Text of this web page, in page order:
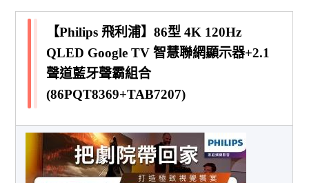
【Philips 飛利浦】86型 4K 120Hz
QLED Google TV 智慧聯網顯示器+2.1
聲道藍牙聲霸組合
(86PQT8369+TAB7207)